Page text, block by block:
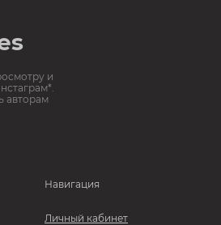
и
авторам
Навигация
Личный кабинет